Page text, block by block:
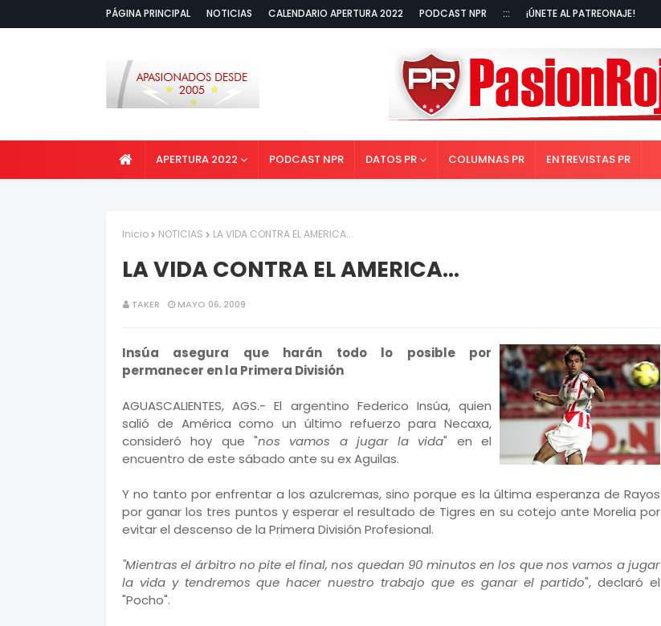
PÁGINA PRINCIPAL NOTICIAS CALENDARIO APERTURA 2022 PODCAST NPR ::: ¡ÚNETE AL PATREONAJE!
APERTURA 2022 PODCAST NPR DATOS PR COLUMNAS PR ENTREVISTAS PR
Inicio NOTICIAS LA VIDA CONTRA EL AMERICA...
LA VIDA CONTRA EL AMERICA...
TAKER MAYO 06, 2009
Insúa asegura que harán todo lo posible por
permanecer en la Primera División
AGUASCALIENTES, AGS.- El argentino Federico Insúa, quien
salió de América como un último refuerzo para Necaxa,
consideró hoy que "nos vamos a jugar la vida" en el
encuentro de este sábado ante su ex Aguilas.
Y no tanto por enfrentar a los azulcremas, sino porque es la última esperanza de Rayos
por ganar los tres puntos y esperar el resultado de Tigres en su cotejo ante Morelia por
evitar el descenso de la Primera División Profesional.
"Mientras el árbitro no pite el final, nos quedan 90 minutos en los que nos vamos a jugar
la vida y tendremos que hacer nuestro trabajo que es ganar el partido", declaró el
"Pocho".